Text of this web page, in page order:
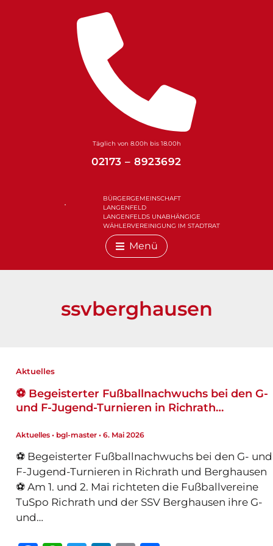
Täglich von 8.00h bis 18.00h
02173 – 8923692
BÜRGERGEMEINSCHAFT
LANGENFELD
LANGENFELDS UNABHÄNGIGE
WÄHLERVEREINIGUNG IM STADTRAT
Menü
ssvberghausen
Aktuelles
⚽️ Begeisterter Fußballnachwuchs bei den G-
und F-Jugend-Turnieren in Richrath…
Aktuelles• bgl-master • 6. Mai 2026
⚽️ Begeisterter Fußballnachwuchs bei den G- und
F-Jugend-Turnieren in Richrath und Berghausen
⚽️ Am 1. und 2. Mai richteten die Fußballvereine
TuSpo Richrath und der SSV Berghausen ihre G-
und…